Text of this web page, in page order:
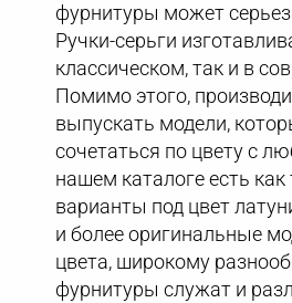
фурнитуры может
Ручки-серьги
классическом, так и в
Помимо этого,
выпускать модели,
сочетаться по цвету с
нашем каталоге есть
варианты под цвет
и более оригинальные
цвета, широкому
фурнитуры служат и